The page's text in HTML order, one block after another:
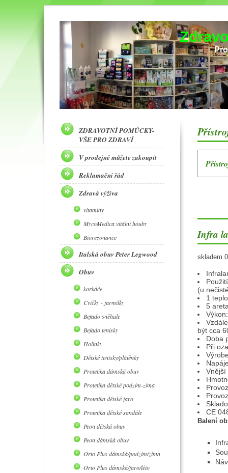
Infra
skladem 0
(u
1
5
být cca
Doba
Při
Vnější
CE
Balení
ZDRAVOTNÍ POMŮCKY-
VŠE PRO ZDRAVÍ
V prodejně můžete zakoupit
Reklamační řád
Zdravá výživa
vitamíny
MycoMedica vitální houby
Biorezonance
Italská obuv Peter Legwood
Obuv
korkáče
Cvičky - jarmilky
Befado sněhule
Befado tenisky
Holínky
Dětské tenisky/plátěnky
Protetika dámská obuv
Protetika dětské podzim-zima
Protetika dětské jaro
Protetika dětské sandále
Peon dětská obuv
Peon dámská obuv
Orto Plus dámská/podzim/zima
Orto Plus dámská/jaro/léto